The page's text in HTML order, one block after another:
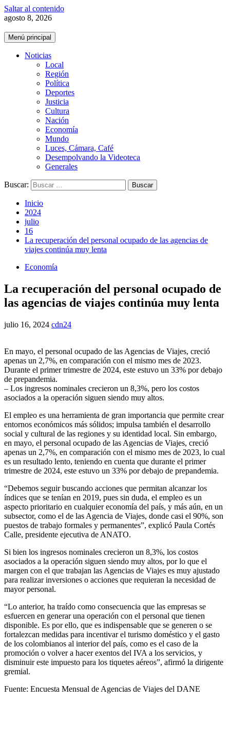
Saltar al contenido
agosto 8, 2026
Menú principal
Noticias
Local
Región
Política
Deportes
Justicia
Cultura
Nación
Economía
Mundo
Luces, Cámara, Café
Desempolvando la Videoteca
Generales
Buscar:
Inicio
2024
julio
16
La recuperación del personal ocupado de las agencias de
viajes continúa muy lenta
Economía
La recuperación del personal ocupado de
las agencias de viajes continúa muy lenta
julio 16, 2024 cdn24
En mayo, el personal ocupado de las Agencias de Viajes, creció
apenas un 2,7%, en comparación con el mismo mes de 2023.
Durante el primer trimestre de 2024, este estuvo un 33% por debajo
de prepandemia.
– Los ingresos nominales crecieron un 8,3%, pero los costos
asociados a la operación siguen siendo muy altos.
El empleo es una herramienta de gran importancia que permite crear
entornos económicos más sólidos; impulsa también el desarrollo
social y cultural de las regiones y su identidad local. Sin embargo,
en mayo, el personal ocupado de las Agencias de Viajes, creció
apenas un 2,7%, en comparación con el mismo mes de 2023, lo cual
es un resultado lento, teniendo en cuenta que durante el primer
trimestre de 2024, este estuvo un 33% por debajo de prepandemia.
“Debemos seguir buscando acciones que permitan alcanzar los
índices que se tenían en 2019, pues sin duda, el empleo es un
aspecto prioritario en cualquier economía del país, y más aún, en un
subsector, como el de las Agencia de Viajes, donde casi el 90%, son
puestos de trabajo formales y permanentes”, explicó Paula Cortés
Calle, presidente ejecutiva de ANATO.
Si bien los ingresos nominales crecieron un 8,3%, los costos
asociados a la operación siguen siendo muy altos, por lo que el
margen con el que trabajan las Agencias de Viajes es muy ajustado
para realizar inversiones o acciones que requieran la necesidad de
mayor personal.
“Lo anterior, ha traído como consecuencia que las empresas se
esfuercen en generar una operación con el personal que tienen
disponible. Es por ello, que es indispensable que se generen o se
fortalezcan medidas para incentivar el turismo doméstico y el gasto
de los colombianos al interior del país, como es el caso de la
promoción o volver a hacer exentos del IVA a los servicios, y
disminuir este impuesto para los tiquetes aéreos”, afirmó la dirigente
gremial.
Fuente: Encuesta Mensual de Agencias de Viajes del DANE